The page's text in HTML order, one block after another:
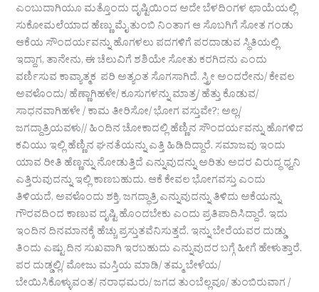
ಎಂಬುದಾಗಿಯೂ ಮತ್ತೊಂದು ದೃಷ್ಟಿಯಿಂದ ಅದೇ ಬೆಳದಿಂಗಳ ಛಾಯೆಯಲ್ಲಿ
ಸುಕೋಮಲೆಯಾದ ಹೆಣ್ಣು ಮೈ ತುಂಬಿ ನಿಂತಾಗ ಆ ಸೊಬಗಿಗೆ ಸೋತ ಗಂಡು
ಆಕೆಯ ಸೌಂದರ್ಯವನ್ನು ಹೊಗಳಲು ಪದಗಳಿಗೆ ಪರದಾಡುವ ಸ್ಥಿತಿಯಲ್ಲಿ
ಇದ್ದಾಗ, ತಾನೇನು, ಈ ಚೆಲುವಿಗೆ ಶಶಿಯೇ ಸೋತು ಕರಗಿದನು ಎಂದು
ವರ್ಣಿಸುವ ಕಾವ್ಯಾತ್ಮಕ ಪರಿ ಅತ್ಯಂತ ಸೊಗಸಾಗಿದೆ. ಸ್ತ್ರೀ ಅಂದರೇನು/ ಕೇವಲ
ಅವಳೊಂದು/ ಹೆಣ್ಣಾಗಿಹಳೇ/ ಕೂಸುಗಳನ್ನು ಮಾತ್ರ/ ಹೆತ್ತು ಕೊಡುವ/
ಸಾಧನವಾಗಿಹಳೇ / ಕಾಮ ತೀರಿಸೋ/ ಭೋಗ ವಸ್ತುವೇ?; ಅಲ್ಲ/
ಜಗದ್ದಾತ್ರಿಯವಳು// ಹಿಂದಿನ ಚೋಕಾದಲ್ಲಿ ಹೆಣ್ಣಿನ ಸೌಂದರ್ಯವನ್ನು ಹೊಗಳಿದ
ಕವಿಯು ಇಲ್ಲಿ ಹೆಣ್ಣಿನ ಘನತೆಯನ್ನು ಎತ್ತಿ ಹಿಡಿದಿದ್ದಾರೆ. ಸಮಾಜವು ಇಂದು
ಯಾವ ರೀತಿ ಹೆಣ್ಣನ್ನು ನೋಡುತ್ತಿದೆ ಎನ್ನುವುದನ್ನು ಅರಿತು ಅದರ ವಿರುದ್ಧ ಧ್ವನಿ
ಎತ್ತಿರುವುದನ್ನು ಇಲ್ಲಿ ಕಾಣಬಹುದು. ಆಕೆ ಕೇವಲ ಭೋಗವಸ್ತು ಎಂದು
ತಿಳಿಯದೆ, ಅವಳೊಂದು ಶಕ್ತಿ, ಜಗದ್ಧಾತ್ರಿ ಎನ್ನುವುದನ್ನು ತಿಳಿದು ಅಕೆಯನ್ನು
ಗೌರವದಿಂದ ಕಾಣುವ ದೃಷ್ಟಿ ಹೊಂದಬೇಕು ಎಂದು ಪ್ರತಿಪಾದಿಸಿದ್ದಾರೆ. ಇದು
ಇಂದಿನ ದಿನಮಾನಕ್ಕೆ ಹೆಚ್ಚು ಪ್ರಸ್ತುತವೆನಿಸುತ್ತದೆ. ಇನ್ನು ಬೇರೆಯವರ ದುಡ್ಡು
ತಿಂದು ಎಷ್ಟು ದಿನ ಸುಖವಾಗಿ ಇರಬಹುದು ಎನ್ನುವುದರ ಬಗ್ಗೆ ಹೀಗೆ ಹೇಳುತ್ತಾರೆ.
ಪರ ದುಡ್ಡಲ್ಲಿ/ ಮೋಜು ಮಸ್ತಿಯ ಮಾಡಿ/ ತಮ್ಮ ಬೇಳೆಯ/
ಬೇಯಿಸಿಕೊಳ್ಳುವಂತ/ ನರಾಧಮರು/ ಜಗದ ತುಂಬೆಲ್ಲವೂ/ ತುಂಬಿರುವಾಗ /